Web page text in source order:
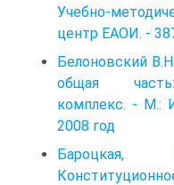
Учебно-
центр ЕАОИ. -
Белоновский
общая часть:
комплекс. - М.:
2008 год
Бароцкая,